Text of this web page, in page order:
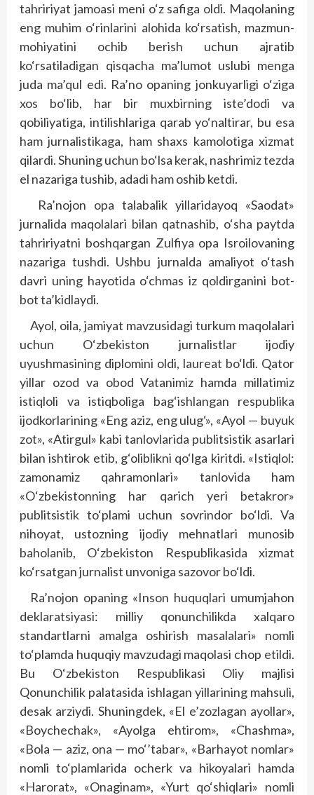
tahririyat jamoasi meni o‘z safiga oldi. Maqolaning
eng muhim o‘rinlarini alohida ko‘rsatish, mazmun-
mohiyatini ochib berish uchun ajratib
ko‘rsatiladigan qisqacha ma’lumot uslubi menga
juda ma’qul edi. Ra’no opaning jonkuyarligi o‘ziga
xos bo‘lib, har bir muxbirning iste’dodi va
qobiliyatiga, intilishlariga qarab yo‘naltirar, bu esa
ham jurnalistikaga, ham shaxs kamolotiga xizmat
qilardi. Shuning uchun bo‘lsa kerak, nashrimiz tezda
el nazariga tushib, adadi ham oshib ketdi.
Ra’nojon opa talabalik yillaridayoq «Saodat»
jurnalida maqolalari bilan qatnashib, o‘sha paytda
tahririyatni boshqargan Zulfiya opa Isroilovaning
nazariga tushdi. Ushbu jurnalda amaliyot o‘tash
davri uning hayotida o‘chmas iz qoldirganini bot-
bot ta’kidlaydi.
Ayol, oila, jamiyat mavzusidagi turkum maqolalari
uchun O‘zbekiston jurnalistlar ijodiy
uyushmasining diplomini oldi, laureat bo‘ldi. Qator
yillar ozod va obod Vatanimiz hamda millatimiz
istiqloli va istiqboliga bag‘ishlangan respublika
ijodkorlarining «Eng aziz, eng ulug‘», «Ayol — buyuk
zot», «Atirgul» kabi tanlovlarida publitsistik asarlari
bilan ishtirok etib, g‘oliblikni qo‘lga kiritdi. «Istiqlol:
zamonamiz qahramonlari» tanlovida ham
«O‘zbekistonning har qarich yeri betakror»
publitsistik to‘plami uchun sovrindor bo‘ldi. Va
nihoyat, ustozning ijodiy mehnatlari munosib
baholanib, O‘zbekiston Respublikasida xizmat
ko‘rsatgan jurnalist unvoniga sazovor bo‘ldi.
Ra’nojon opaning «Inson huquqlari umumjahon
deklaratsiyasi: milliy qonunchilikda xalqaro
standartlarni amalga oshirish masalalari» nomli
to‘plamda huquqiy mavzudagi maqolasi chop etildi.
Bu O‘zbekiston Respublikasi Oliy majlisi
Qonunchilik palatasida ishlagan yillarining mahsuli,
desak arziydi. Shuningdek, «El e’zozlagan ayollar»,
«Boychechak», «Ayolga ehtirom», «Chashma»,
«Bola — aziz, ona — mo‘’tabar», «Barhayot nomlar»
nomli to‘plamlarida ocherk va hikoyalari hamda
«Harorat», «Onaginam», «Yurt qo‘shiqlari» nomli